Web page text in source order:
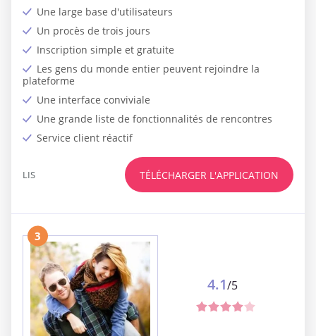
Une large base d'utilisateurs
Un procès de trois jours
Inscription simple et gratuite
Les gens du monde entier peuvent rejoindre la
plateforme
Une interface conviviale
Une grande liste de fonctionnalités de rencontres
Service client réactif
TÉLÉCHARGER L'APPLICATION
LIS
3
4.1/5